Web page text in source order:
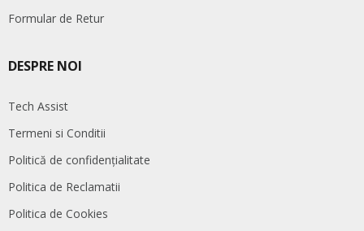
Formular de Retur
DESPRE NOI
Tech Assist
Termeni si Conditii
Politică de confidențialitate
Politica de Reclamatii
Politica de Cookies